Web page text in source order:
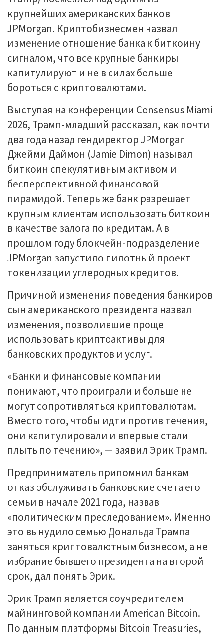
крупнейших американских банков
JPMorgan. Криптобизнесмен назвал
изменение отношение банка к биткоину
сигналом, что все крупные банкиры
капитулируют и не в силах больше
бороться с криптовалютами.
Выступая на конференции Consensus Miami
2026, Трамп-младший рассказал, как почти
два года назад гендиректор JPMorgan
Джейми Даймон (Jamie Dimon) называл
биткоин спекулятивным активом и
бесперспективной финансовой
пирамидой. Теперь же банк разрешает
крупным клиентам использовать биткоин
в качестве залога по кредитам. А в
прошлом году блокчейн-подразделение
JPMorgan запустило пилотный проект
токенизации углеродных кредитов.
Причиной изменения поведения банкиров
сын американского президента назвал
изменения, позволившие проще
использовать криптоактивы для
банковских продуктов и услуг.
«Банки и финансовые компании
понимают, что проиграли и больше не
могут сопротивляться криптовалютам.
Вместо того, чтобы идти против течения,
они капитулировали и впервые стали
плыть по течению», — заявил Эрик Трамп.
Предприниматель припомнил банкам
отказ обслуживать банковские счета его
семьи в начале 2021 года, назвав
«политическим преследованием». Именно
это вынудило семью Дональда Трампа
заняться криптовалютным бизнесом, а не
избрание бывшего президента на второй
срок, дал понять Эрик.
Эрик Трамп является соучредителем
майнинговой компании American Bitcoin.
По данным платформы Bitcoin Treasuries,